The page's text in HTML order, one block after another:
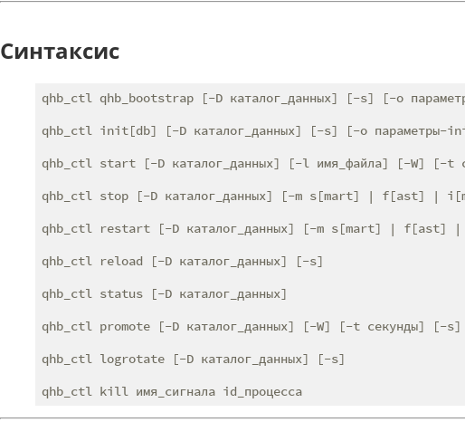
Синтаксис
qhb_ctl qhb_bootstrap [-D каталог_данных] [-s] [-o
qhb_ctl init[db] [-D каталог_данных] [-s] [-o параметры-
qhb_ctl start [-D каталог_данных] [-l имя_файла] [-W] [-t
qhb_ctl stop [-D каталог_данных] [-m s[mart] | f[ast] |
qhb_ctl restart [-D каталог_данных] [-m s[mart] |
qhb_ctl reload [-D каталог_данных] [-s]
qhb_ctl status [-D каталог_данных]
qhb_ctl promote [-D каталог_данных] [-W] [-t секунды] [-s]
qhb_ctl logrotate [-D каталог_данных] [-s]